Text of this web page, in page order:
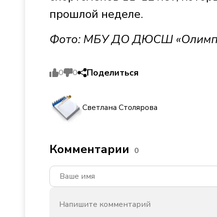
прошлой неделе.
Фото: МБУ ДО ДЮСШ
0 0 Поделиться
Светлана Столярова
Комментарии 0